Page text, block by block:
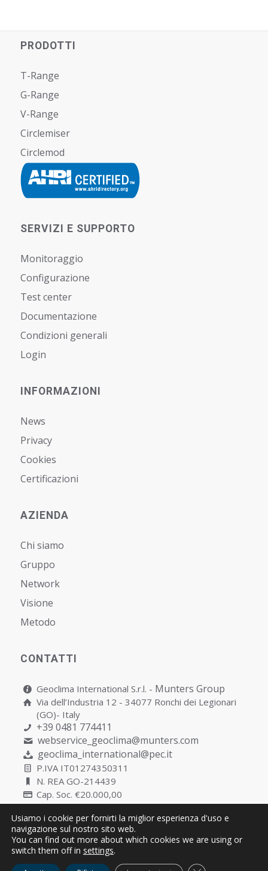
PRODOTTI
T-Range
G-Range
V-Range
Circlemiser
Circlemod
SERVIZI E SUPPORTO
Monitoraggio
Configurazione
Test center
Documentazione
Condizioni generali
Login
INFORMAZIONI
News
Privacy
Cookies
Certificazioni
AZIENDA
Chi siamo
Gruppo
Network
Visione
Metodo
CONTATTI
Geoclima International S.r.l. - Munters Group
Via dell’Industria 12 - 34077 Ronchi dei Legionari
(GO)- Italy
+39 0481 774411
webservice_geoclima@munters.com
geoclima_international@pec.it
P.IVA IT01274350311
N. REA GO-214439
Cap. Soc. €20.000,00
Copyright © Geoclima International S.r.l. Unipersonale | P.IVA
IT01274350311
Usiamo i cookie per fornirti la miglior esperienza d'uso e
navigazione sul nostro sito web.
You can find out more about which cookies we are using or
switch them off in settings.